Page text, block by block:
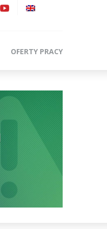
OFERTY PRACY